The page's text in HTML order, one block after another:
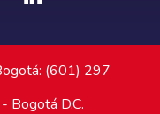
(601) 297
Bogotá D.C.